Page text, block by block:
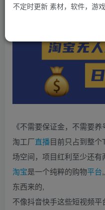
《不需要保证金，不需要养
淘工厂直播目前只占到整
场空间，项目红利至少还有
淘宝是一个纯粹的购物平台
东西来的,
不像抖音快手这些短视频
不定时更新 素材，软件，游